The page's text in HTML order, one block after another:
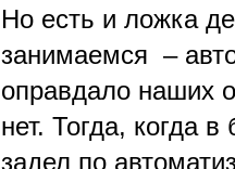
Но есть и ложка
занимаемся –
оправдало наших
нет. Тогда, когда
задел по